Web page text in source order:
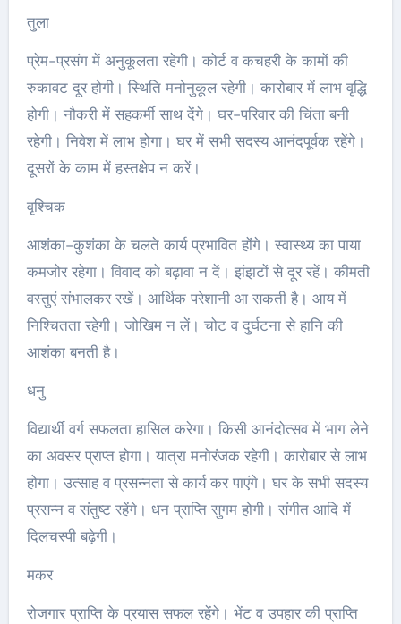
तुला
प्रेम-प्रसंग में अनुकूलता रहेगी। कोर्ट व कचहरी के कामों की
रुकावट दूर होगी। स्थिति मनोनुकूल रहेगी। कारोबार में लाभ वृद्धि
होगी। नौकरी में सहकर्मी साथ देंगे। घर-परिवार की चिंता बनी
रहेगी। निवेश में लाभ होगा। घर में सभी सदस्य आनंदपूर्वक रहेंगे।
दूसरों के काम में हस्तक्षेप न करें।
वृश्चिक
आशंका-कुशंका के चलते कार्य प्रभावित होंगे। स्वास्थ्य का पाया
कमजोर रहेगा। विवाद को बढ़ावा न दें। झंझटों से दूर रहें। कीमती
वस्तुएं संभालकर रखें। आर्थिक परेशानी आ सकती है। आय में
निश्चितता रहेगी। जोखिम न लें। चोट व दुर्घटना से हानि की
आशंका बनती है।
धनु
विद्यार्थी वर्ग सफलता हासिल करेगा। किसी आनंदोत्सव में भाग लेने
का अवसर प्राप्त होगा। यात्रा मनोरंजक रहेगी। कारोबार से लाभ
होगा। उत्साह व प्रसन्नता से कार्य कर पाएंगे। घर के सभी सदस्य
प्रसन्न व संतुष्ट रहेंगे। धन प्राप्ति सुगम होगी। संगीत आदि में
दिलचस्पी बढ़ेगी।
मकर
रोजगार प्राप्ति के प्रयास सफल रहेंगे। भेंट व उपहार की प्राप्ति